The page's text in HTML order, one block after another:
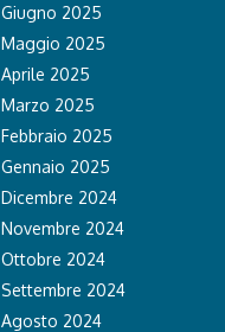
Giugno 2025
Maggio 2025
Aprile 2025
Marzo 2025
Febbraio 2025
Gennaio 2025
Dicembre 2024
Novembre 2024
Ottobre 2024
Settembre 2024
Agosto 2024